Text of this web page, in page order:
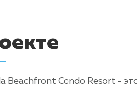
Beachfront Condo Resort -